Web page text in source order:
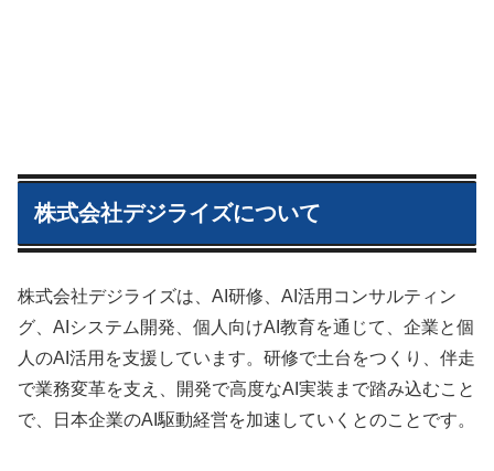
株式会社デジライズについて
株式会社デジライズは、AI研修、AI活用コンサルティン
グ、AIシステム開発、個人向けAI教育を通じて、企業と個
人のAI活用を支援しています。研修で土台をつくり、伴走
で業務変革を支え、開発で高度なAI実装まで踏み込むこと
で、日本企業のAI駆動経営を加速していくとのことです。